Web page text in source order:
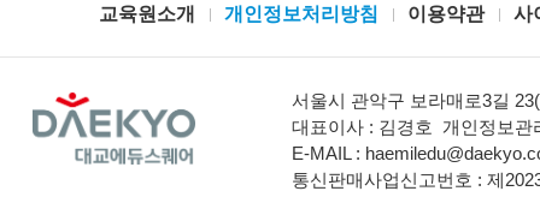
교육원소개 개인정보처리방침 이용약관 사
서울시 관악구 보라매로3길
대표이사 : 김경호
개인정보관
E-MAIL :
통신판매사업신고번호 : 제